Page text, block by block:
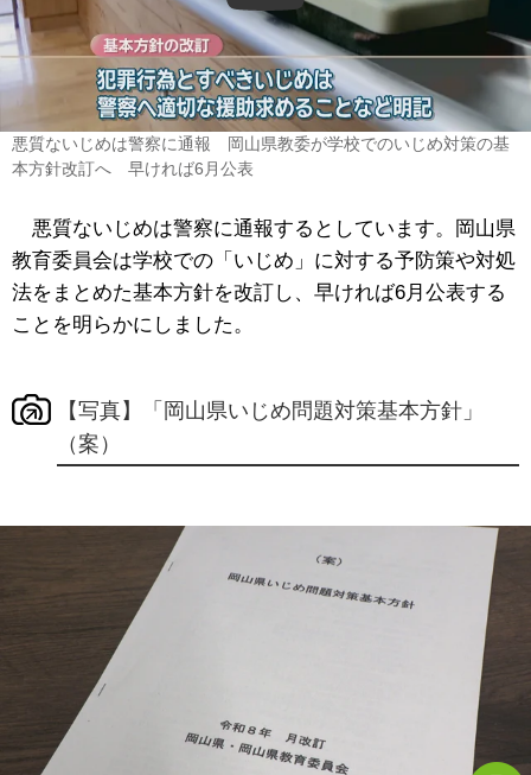
悪質ないじめは警察に通報 岡山県教委が学校でのいじめ対策の基
本方針改訂へ 早ければ6月公表
悪質ないじめは警察に通報するとしています。岡山県
教育委員会は学校での「いじめ」に対する予防策や対処
法をまとめた基本方針を改訂し、早ければ6月公表する
ことを明らかにしました。
【写真】「岡山県いじめ問題対策基本方針」
（案）